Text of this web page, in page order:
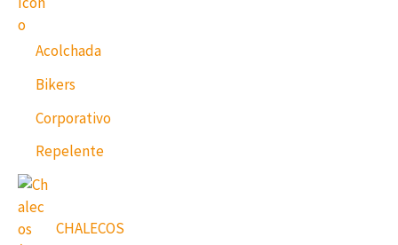
Acolchada
Bikers
Corporativo
Repelente
CHALECOS